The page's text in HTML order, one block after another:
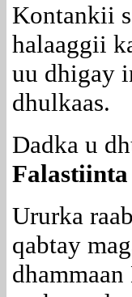
Kontankii
halaaggii
uu dhigay
dhulkaas.
Dadka u
Ururka
qabtay